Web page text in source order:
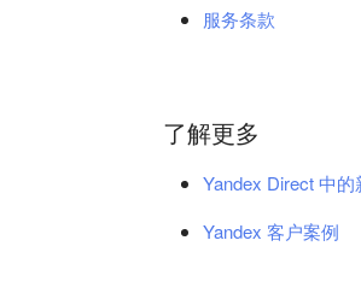
服务条款
了解更多
Yandex Direct 中的
Yandex 客户案例